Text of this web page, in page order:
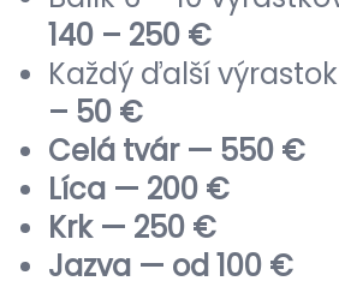
140 – 250 €
Každý ďalší
– 50 €
Celá tvár — 550 €
Líca — 200 €
Krk — 250 €
Jazva — od 100 €